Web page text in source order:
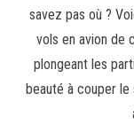
savez pas où ?
vols en avion de
plongeant les
beauté à couper